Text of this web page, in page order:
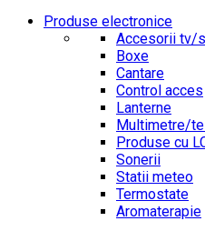
Produse electronice
Accesorii tv/
Boxe
Cantare
Control acces
Lanterne
Multimetre/
Produse cu
Sonerii
Statii meteo
Termostate
Aromaterapie